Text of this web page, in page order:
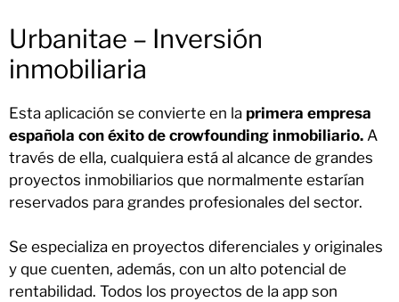
Urbanitae – Inversión
inmobiliaria
Esta aplicación se convierte en la primera empresa
española con éxito de crowfounding inmobiliario. A
través de ella, cualquiera está al alcance de grandes
proyectos inmobiliarios que normalmente estarían
reservados para grandes profesionales del sector.
Se especializa en proyectos diferenciales y originales
y que cuenten, además, con un alto potencial de
rentabilidad. Todos los proyectos de la app son